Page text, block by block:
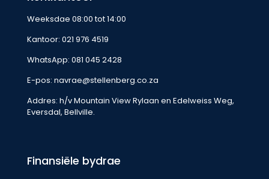
Weeksdae 08:00 tot 14:00
Kantoor: 021 976 4519
WhatsApp: 081 045 2428
E-pos: navrae@stellenberg.co.za
Addres: h/v Mountain View Rylaan en Edelweiss Weg,
Eversdal, Bellville.
Finansiële bydrae